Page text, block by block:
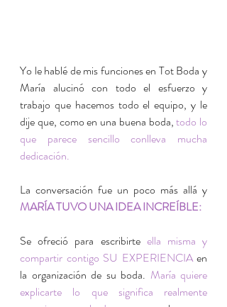
Yo le hablé de mis funciones en Tot Boda y
María alucinó con todo el esfuerzo y
trabajo que hacemos todo el equipo, y le
dije que, como en una buena boda, todo lo
que parece sencillo conlleva mucha
dedicación.
MARÍA TUVO UNA IDEA INCREÍBLE:
Se ofreció para escribirte ella misma y
compartir contigo SU EXPERIENCIA en
la organización de su boda. María quiere
explicarte lo que significa realmente